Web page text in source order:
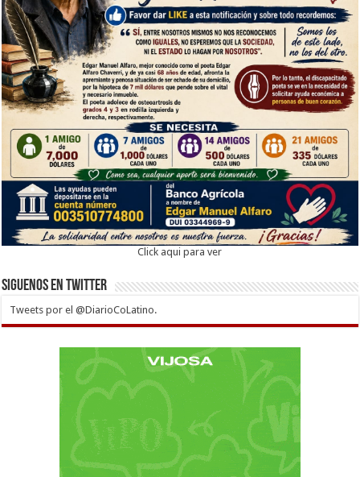
Click aqui para ver
Siguenos en twitter
Tweets por el @DiarioCoLatino.